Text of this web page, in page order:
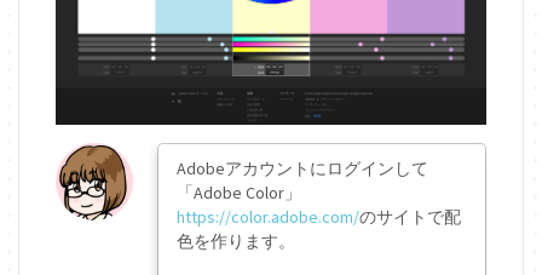
Adobeアカウントにログインして
「Adobe Color」
https://color.adobe.com/のサイトで配
色を作ります。